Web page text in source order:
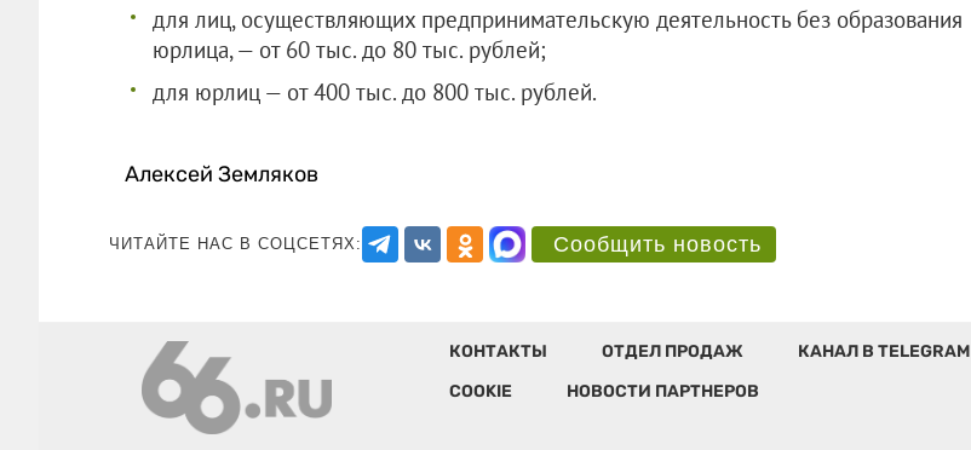
для лиц, осуществляющих предпринимательскую деятельность без образования
юрлица, — от 60 тыс. до 80 тыс. рублей;
для юрлиц — от 400 тыс. до 800 тыс. рублей.
Алексей Земляков
ЧИТАЙТЕ НАС В СОЦСЕТЯХ: Сообщить новость
КОНТАКТЫ ОТДЕЛ ПРОДАЖ КАНАЛ В TELEGRAM
COOKIE
НОВОСТИ ПАРТНЕРОВ